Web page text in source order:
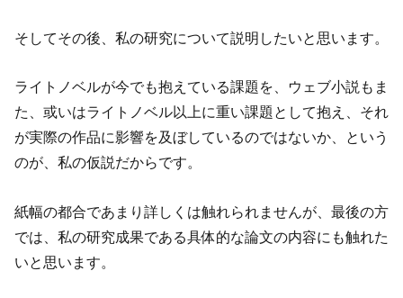
そしてその後、私の研究について説明したいと思います。
ライトノベルが今でも抱えている課題を、ウェブ小説もま
た、或いはライトノベル以上に重い課題として抱え、それ
が実際の作品に影響を及ぼしているのではないか、という
のが、私の仮説だからです。
紙幅の都合であまり詳しくは触れられませんが、最後の方
では、私の研究成果である具体的な論文の内容にも触れた
いと思います。